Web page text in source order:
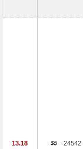
13.18 24542